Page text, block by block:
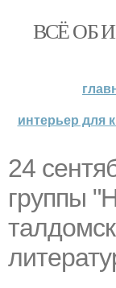
ВСЁ ОБ
интерьер для
24
группы